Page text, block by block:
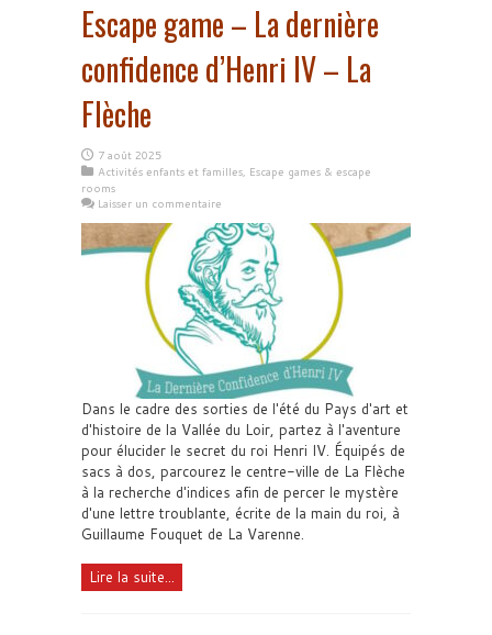
Escape game – La dernière
confidence d’Henri IV – La
Flèche
7 août 2025
Activités enfants et familles, Escape games & escape
rooms
Laisser un commentaire
Dans le cadre des sorties de l'été du Pays d'art et
d'histoire de la Vallée du Loir, partez à l'aventure
pour élucider le secret du roi Henri IV. Équipés de
sacs à dos, parcourez le centre-ville de La Flèche
à la recherche d'indices afin de percer le mystère
d'une lettre troublante, écrite de la main du roi, à
Guillaume Fouquet de La Varenne.
Lire la suite...